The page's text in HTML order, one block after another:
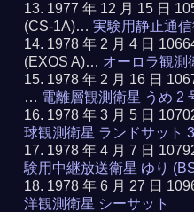
1977 年 12 月 15 日
(CS-1A)…実験用静止通
1978 年 2 月 4 日
(EXOS A)… オーロラ観測
1978 年 2 月 16 日
… 電離層観測衛星 うめ 2
1978 年 3 月 5 日
球観測衛星 ランドサット
1978 年 4 月 7 日
験用中継放送衛星 ゆり
1978 年 6 月 27 日
洋観測衛星 シーサット